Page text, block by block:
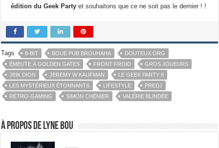
édition du Geek Party et souhaitons que ce ne soit pas le dernier ! !
Tags 8-BIT BOUE PUB BROUHAHA
DOUTEUX.ORG
ÉMEUTE À GOLDEN GATES
FRONT FROID
GROS JOUEURS
JEIK DION
JEREMY W KAUFMAN
LE GEEK PARTY II
LES MYSTÉRIEUX ÉTONNANTS
LIFESTYLE
PREDJ
RÉTRO-GAMING
SIMON CHÉNIER VALÉRIE BLINDÉE
À propos de Lyne Bou